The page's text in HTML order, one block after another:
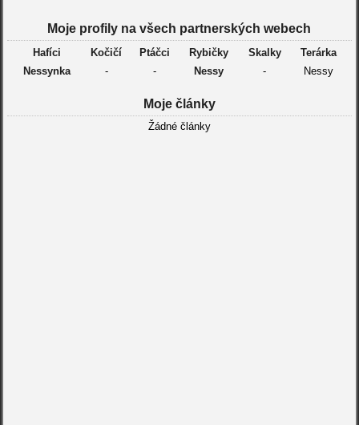
Moje profily na všech partnerských webech
Hafíci Kočičí Ptáčci Rybičky Skalky
Terárka
Nessynka
- - Nessy - Nessy
Moje články
Žádné články